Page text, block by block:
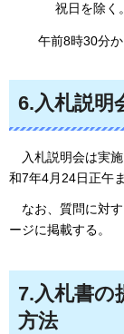
祝日を除く
午前8時30分
6.入札説明
入札説明会は実
和7年4月24日正午
なお、 質問に対
ージに掲載する。
7.入札書の
方法